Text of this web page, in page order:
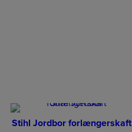
Stihl Jordbor forlængerskaft